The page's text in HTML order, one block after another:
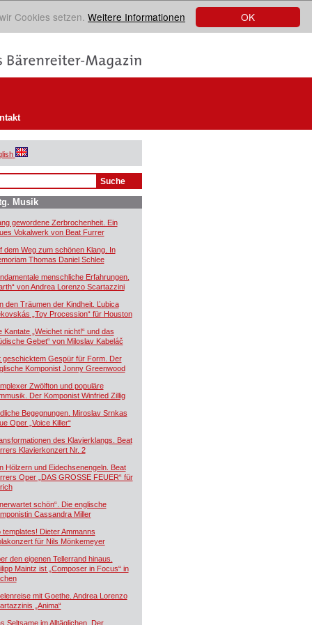
OK
Cookies setzen. Weitere Informationen
Musik
gewordene Zerbrochenheit. Ein
Vokalwerk von Beat Furrer
dem Weg zum schönen Klang. In
Thomas Daniel Schlee
menschliche Erfahrungen.
von Andrea Lorenzo Scartazzini
den Träumen der Kindheit. Ľubica
„Toy Procession“ für Houston
Kantate „Weichet nicht!“ und das
Gebet“ von Miloslav Kabeláč
geschicktem Gespür für Form. Der
Komponist Jonny Greenwood
Zwölfton und populäre
Der Komponist Winfried Zillig
Begegnungen. Miroslav Srnkas
Oper „Voice Killer“
des Klavierklangs. Beat
Klavierkonzert Nr. 2
Hölzern und Eidechsenengeln. Beat
Oper „DAS GROSSE FEUER“ für
schön“. Die englische
Cassandra Miller
templates! Dieter Ammanns
für Nils Mönkemeyer
den eigenen Tellerrand hinaus.
Maintz ist „Composer in Focus“ in
mit Goethe. Andrea Lorenzo
„Anima“
Seltsame im Alltäglichen. Der